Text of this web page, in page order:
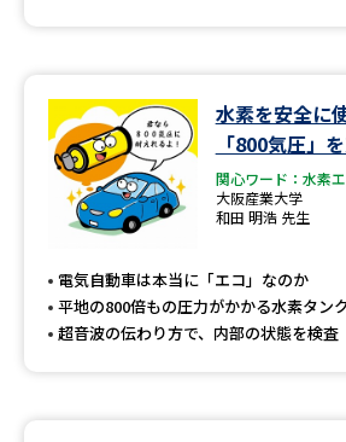
来場型・Web型イベント特集 夢ナビ
志望校・出願校を調べる
水素を安全に
「800気圧」
関心ワード：水素
大阪産業大学
和田 明浩 先生
電気自動車は本当に「エコ」なのか
平地の800倍もの圧力がかかる水素タン
超音波の伝わり方で、内部の状態を検査